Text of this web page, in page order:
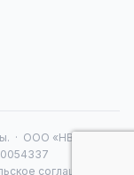
· ООО «НВА 16» ·
соглашение